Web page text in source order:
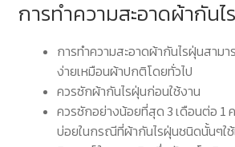
การทำความสะอาดผ้ากันไ
การทำความสะอาดผ้ากันไรฝุ่นสามา
ง่ายเหมือนผ้าปกติโดยทั่วไป
ควรซักผ้ากันไรฝุ่นก่อนใช้งาน
ควรซักอย่างน้อยที่สุด 3 เดือนต่อ 1
บ่อยในกรณีที่ผ้ากันไรฝุ่นชนิดนั้นๆใช้